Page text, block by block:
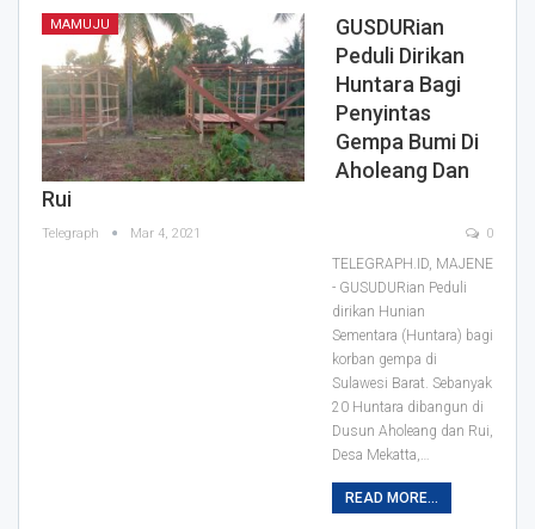
MAMUJU
GUSDURian
Peduli Dirikan
Huntara Bagi
Penyintas
Gempa Bumi Di
Aholeang Dan
Rui
Telegraph Mar 4, 2021 0
TELEGRAPH.ID, MAJENE
- GUSUDURian Peduli
dirikan Hunian
Sementara (Huntara) bagi
korban gempa di
Sulawesi Barat. Sebanyak
20 Huntara dibangun di
Dusun Aholeang dan Rui,
Desa Mekatta,…
READ MORE...